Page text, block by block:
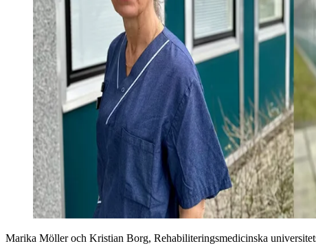
Marika Möller och Kristian Borg, Rehabiliteringsmedicinska